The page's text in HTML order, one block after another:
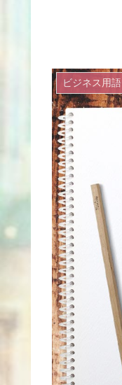
ビジネス用語